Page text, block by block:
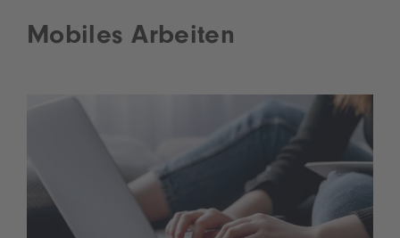
Mobiles Arbeiten